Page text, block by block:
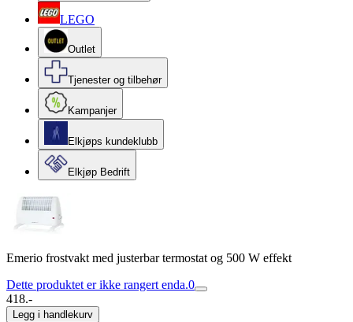
LEGO
Outlet
Tjenester og tilbehør
Kampanjer
Elkjøps kundeklubb
Elkjøp Bedrift
Emerio frostvakt med justerbar termostat og 500 W effekt
Dette produktet er ikke rangert enda.0
418.-
Legg i handlekurv